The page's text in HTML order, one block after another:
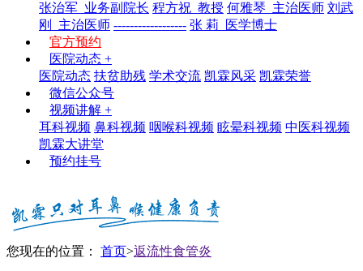
张治军_业务副院长 程方祝_教授 何雅琴_主治医师 刘武
刚_主治医师 ------------------ 张 莉_医学博士
官方预约
医院动态 +
医院动态 扶贫助残 学术交流 凯霖风采 凯霖荣誉
微信公众号
视频讲解 +
耳科视频 鼻科视频 咽喉科视频 眩晕科视频 中医科视频
凯霖大讲堂
预约挂号
您现在的位置： 首页>返流性食管炎